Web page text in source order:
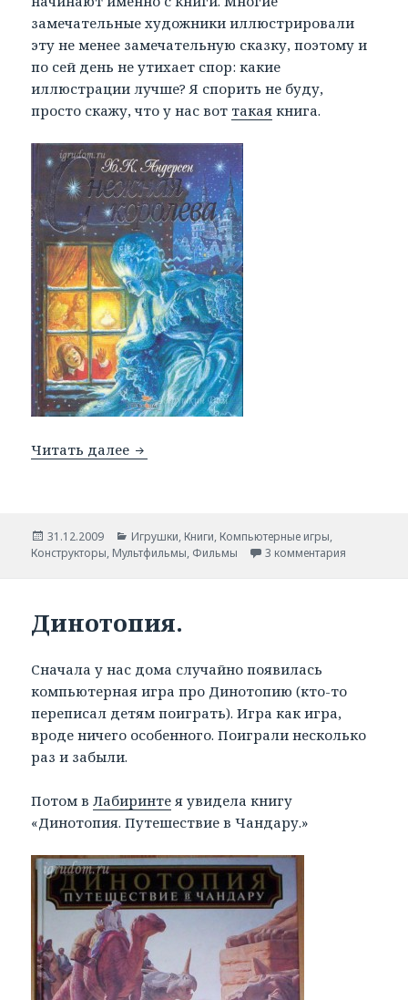
замечательные художники иллюстрировали
эту не менее замечательную сказку, поэтому и
по сей день не утихает спор: какие
иллюстрации лучше? Я спорить не буду,
просто скажу, что у нас вот такая книга.
Читать далее Снежные королевы.
Опубликовано
31.12.2009 Рубрики
Игрушки, Книги, Компьютерные игры,
Конструкторы, Мультфильмы, Фильмы 3 комментария
Динотопия.
Сначала у нас дома случайно появилась
компьютерная игра про Динотопию (кто-то
переписал детям поиграть). Игра как игра,
вроде ничего особенного. Поиграли несколько
раз и забыли.
Потом вЛабиринте я увидела книгу
«Динотопия. Путешествие в Чандару.»